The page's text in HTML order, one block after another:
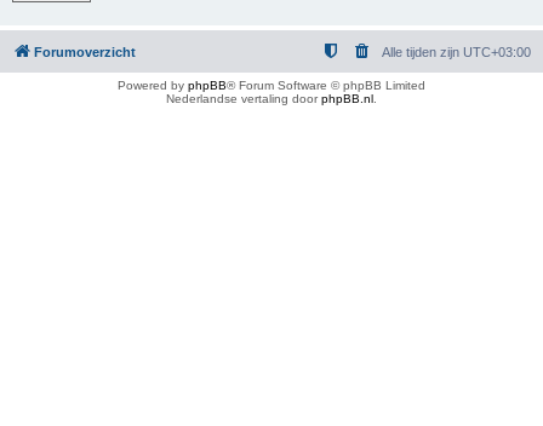
Forumoverzicht Alle tijden zijn UTC+03:00
Powered by phpBB® Forum Software © phpBB Limited
Nederlandse vertaling doorphpBB.nl